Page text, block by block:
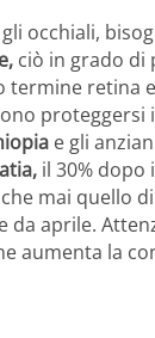
occhiali,
ciò in grado di
retina
proteggersi
e gli
il 30% dopo
mai quello
da aprile.
aumenta la